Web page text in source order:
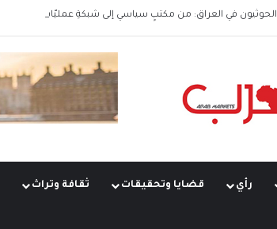
الحوثيون في العراق: من مكتبٍ سياسي إلى شبكةِ عمليّات
رأي قضايا وتحقيقات ثقافة وتراث